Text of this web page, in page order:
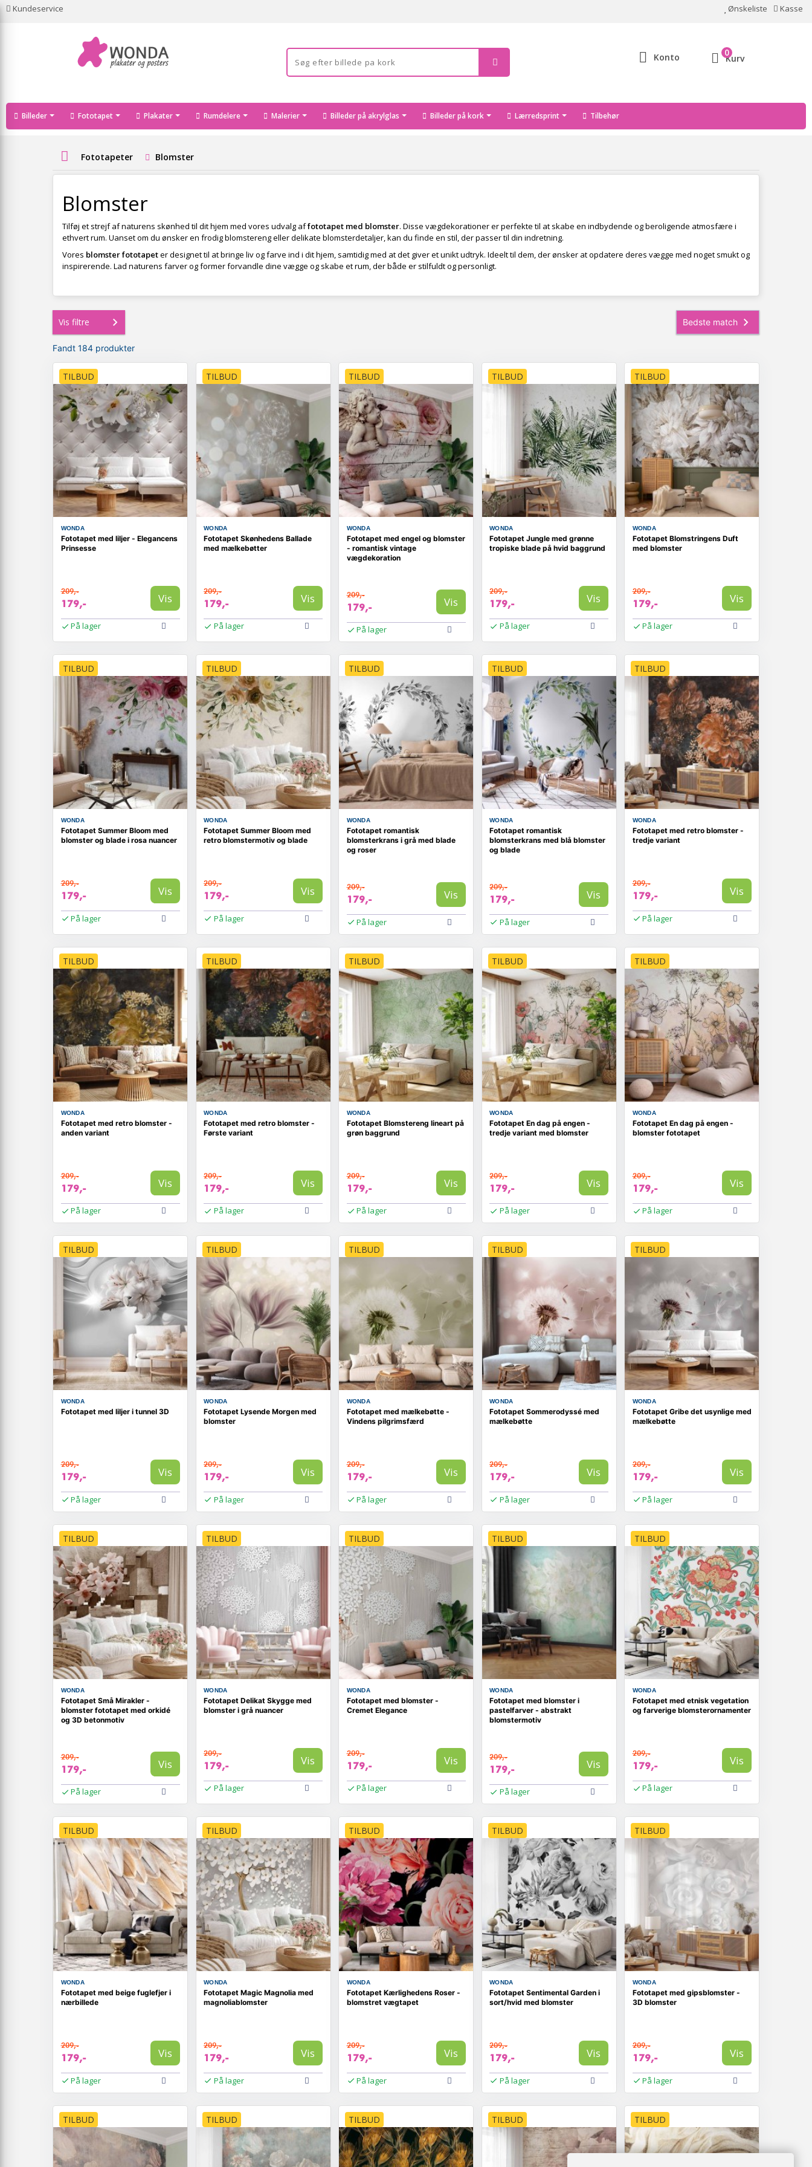
Kundeservice Ønskeliste Kasse
Konto Kurv
0
Billeder Fototapet Plakater Rumdelere Malerier Billeder på akrylglas Billeder på kork Lærredsprint Tilbehør
Fototapeter Blomster
Blomster
Tilføj et strejf af naturens skønhed til dit hjem med vores udvalg affototapet med blomster. Disse vægdekorationer er perfekte til at skabe en indbydende og beroligende atmosfære i
ethvert rum. Uanset om du ønsker en frodig blomstereng eller delikate blomsterdetaljer, kan du finde en stil, der passer til din indretning.
Vores blomster fototapeter designet til at bringe liv og farve ind i dit hjem, samtidig med at det giver et unikt udtryk. Ideelt til dem, der ønsker at opdatere deres vægge med noget smukt og
inspirerende. Lad naturens farver og former forvandle dine vægge og skabe et rum, der både er stilfuldt og personligt.
Vis filtre
Fandt 184 produkter
TILBUD
WONDA
Fototapet med liljer - Elegancens
Prinsesse
209,-
179,- Vis
På lager
TILBUD
WONDA
Fototapet Skønhedens Ballade
med mælkebøtter
209,-
179,- Vis
På lager
TILBUD
WONDA
Fototapet med engel og blomster
- romantisk vintage
vægdekoration
209,-
179,- Vis
På lager
TILBUD
WONDA
Fototapet Jungle med grønne
tropiske blade på hvid baggrund
209,-
179,- Vis
På lager
TILBUD
WONDA
Fototapet Blomstringens Duft
med blomster
209,-
179,- Vis
På lager
TILBUD
WONDA
Fototapet Summer Bloom med
blomster og blade i rosa nuancer
209,-
179,- Vis
På lager
TILBUD
WONDA
Fototapet Summer Bloom med
retro blomstermotiv og blade
209,-
179,- Vis
På lager
TILBUD
WONDA
Fototapet romantisk
blomsterkrans i grå med blade
og roser
209,-
179,- Vis
På lager
TILBUD
WONDA
Fototapet romantisk
blomsterkrans med blå blomster
og blade
209,-
179,- Vis
På lager
TILBUD
WONDA
Fototapet med retro blomster -
tredje variant
209,-
179,- Vis
På lager
TILBUD
WONDA
Fototapet med retro blomster -
anden variant
209,-
179,- Vis
På lager
TILBUD
WONDA
Fototapet med retro blomster -
Første variant
209,-
179,- Vis
På lager
TILBUD
WONDA
Fototapet Blomstereng lineart på
grøn baggrund
209,-
179,- Vis
På lager
TILBUD
WONDA
Fototapet En dag på engen -
tredje variant med blomster
209,-
179,- Vis
På lager
TILBUD
WONDA
Fototapet En dag på engen -
blomster fototapet
209,-
179,- Vis
På lager
TILBUD
WONDA
Fototapet med liljer i tunnel 3D
209,-
179,- Vis
På lager
TILBUD
WONDA
Fototapet Lysende Morgen med
blomster
209,-
179,- Vis
På lager
TILBUD
WONDA
Fototapet med mælkebøtte -
Vindens pilgrimsfærd
209,-
179,- Vis
På lager
TILBUD
WONDA
Fototapet Sommerodyssé med
mælkebøtte
209,-
179,- Vis
På lager
TILBUD
WONDA
Fototapet Gribe det usynlige med
mælkebøtte
209,-
179,- Vis
På lager
TILBUD
WONDA
Fototapet Små Mirakler -
blomster fototapet med orkidé
og 3D betonmotiv
209,-
179,- Vis
På lager
TILBUD
WONDA
Fototapet Delikat Skygge med
blomster i grå nuancer
209,-
179,- Vis
På lager
TILBUD
WONDA
Fototapet med blomster -
Cremet Elegance
209,-
179,- Vis
På lager
TILBUD
WONDA
Fototapet med blomster i
pastelfarver - abstrakt
blomstermotiv
209,-
179,- Vis
På lager
TILBUD
WONDA
Fototapet med etnisk vegetation
og farverige blomsterornamenter
209,-
179,- Vis
På lager
TILBUD
WONDA
Fototapet med beige fuglefjer i
nærbillede
209,-
179,- Vis
På lager
TILBUD
WONDA
Fototapet Magic Magnolia med
magnoliablomster
209,-
179,- Vis
På lager
TILBUD
WONDA
Fototapet Kærlighedens Roser -
blomstret vægtapet
209,-
179,- Vis
På lager
TILBUD
WONDA
Fototapet Sentimental Garden i
sort/hvid med blomster
209,-
179,- Vis
På lager
TILBUD
WONDA
Fototapet med gipsblomster -
3D blomster
209,-
179,- Vis
På lager
TILBUD TILBUD TILBUD TILBUD TILBUD